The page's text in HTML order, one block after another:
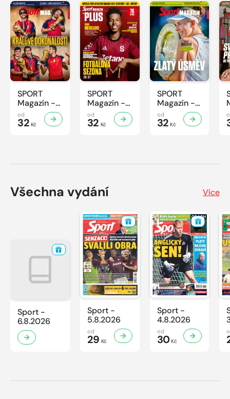
SPORT
Magazín -
31/2026
od
32 Kč
SPORT
Magazín -
30/2026
od
32 Kč
SPORT
Magazín -
29/2026
od
32 Kč
Všechna vydání Více
Sport -
6.8.2026
Sport -
5.8.2026
od
29 Kč
Sport -
4.8.2026
od
30Kč